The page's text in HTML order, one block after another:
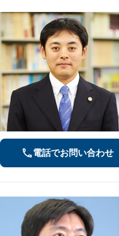
電話でお問い合わせ